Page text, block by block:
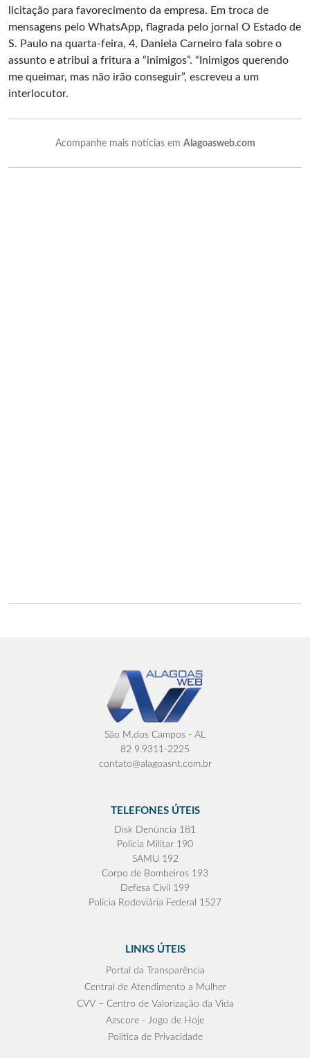
licitação para favorecimento da empresa. Em troca de
mensagens pelo WhatsApp, flagrada pelo jornal O Estado de
S. Paulo na quarta-feira, 4, Daniela Carneiro fala sobre o
assunto e atribui a fritura a “inimigos”. “Inimigos querendo
me queimar, mas não irão conseguir”, escreveu a um
interlocutor.
Acompanhe mais notícias em Alagoasweb.com
São M.dos Campos - AL
82 9.9311-2225
contato@alagoasnt.com.br
TELEFONES ÚTEIS
Disk Denúncia 181
Polícia Militar 190
SAMU 192
Corpo de Bombeiros 193
Defesa Civil 199
Polícia Rodoviária Federal 1527
LINKS ÚTEIS
Portal da Transparência
Central de Atendimento a Mulher
CVV – Centro de Valorização da Vida
Azscore - Jogo de Hoje
Política de Privacidade